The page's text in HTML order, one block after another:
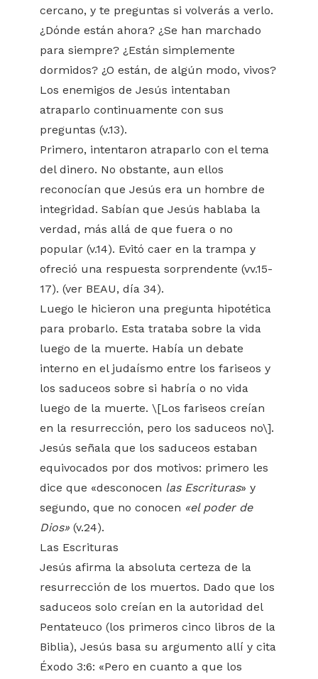
cercano, y te preguntas si volverás a verlo.
¿Dónde están ahora? ¿Se han marchado
para siempre? ¿Están simplemente
dormidos? ¿O están, de algún modo, vivos?
Los enemigos de Jesús intentaban
atraparlo continuamente con sus
preguntas (v.13).
Primero, intentaron atraparlo con el tema
del dinero. No obstante, aun ellos
reconocían que Jesús era un hombre de
integridad. Sabían que Jesús hablaba la
verdad, más allá de que fuera o no
popular (v.14). Evitó caer en la trampa y
ofreció una respuesta sorprendente (vv.15-
17). (ver BEAU, día 34).
Luego le hicieron una pregunta hipotética
para probarlo. Esta trataba sobre la vida
luego de la muerte. Había un debate
interno en el judaísmo entre los fariseos y
los saduceos sobre si habría o no vida
luego de la muerte. \[Los fariseos creían
en la resurrección, pero los saduceos no\].
Jesús señala que los saduceos estaban
equivocados por dos motivos: primero les
dice que «desconocen las Escrituras» y
segundo, que no conocen «el poder de
Dios» (v.24).
Las Escrituras
Jesús afirma la absoluta certeza de la
resurrección de los muertos. Dado que los
saduceos solo creían en la autoridad del
Pentateuco (los primeros cinco libros de la
Biblia), Jesús basa su argumento allí y cita
Éxodo 3:6: «Pero en cuanto a que los